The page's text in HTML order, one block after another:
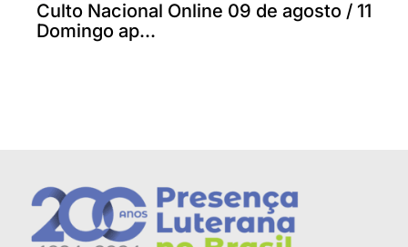
Culto Nacional Online 09 de agosto / 11
Domingo ap...